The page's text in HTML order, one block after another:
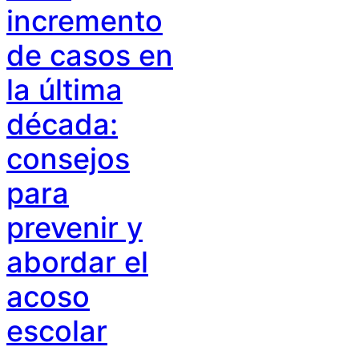
incremento
de casos en
la última
década:
consejos
para
prevenir y
abordar el
acoso
escolar